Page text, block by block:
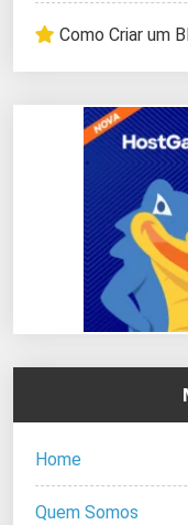
Como Criar um
Home
Quem Somos